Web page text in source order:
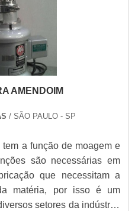
AMENDOIM
/ SÃO PAULO - SP
a função de moagem e
são necessárias em
que necessitam a
matéria, por isso é um
setores da indústria.